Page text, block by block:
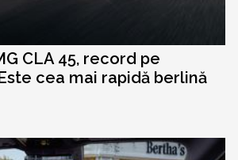
CLA 45, record pe
cea mai rapidă berlină